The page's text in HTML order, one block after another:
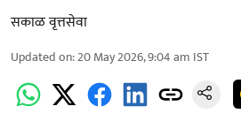
सकाळ वृत्तसेवा
Updated on:20 May 2026, 9:04 am IST